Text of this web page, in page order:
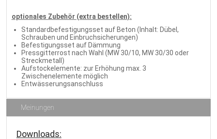
optionales Zubehör (extra bestellen):
Standardbefestigungsset auf Beton (Inhalt: Dübel,
Schrauben und Einbruchsicherungen)
Befestigungsset auf Dämmung
Pressgitterrost nach Wahl (MW 30/10, MW 30/30 oder
Streckmetall)
Aufstockelemente: zur Erhöhung max. 3
Zwischenelemente möglich
Entwässerungsanschluss
Meinungen
Downloads: